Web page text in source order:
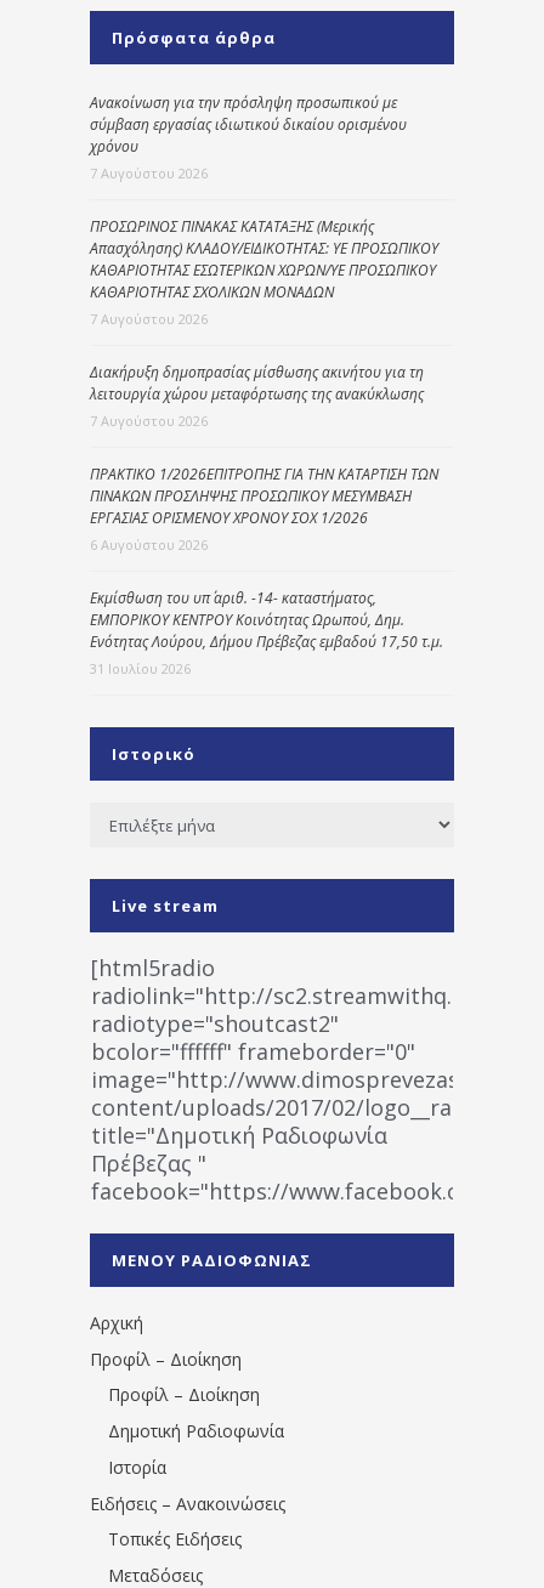
Πρόσφατα άρθρα
Ανακοίνωση για την πρόσληψη προσωπικού με
σύμβαση εργασίας ιδιωτικού δικαίου ορισμένου
χρόνου
7 Αυγούστου 2026
ΠΡΟΣΩΡΙΝΟΣ ΠΙΝΑΚΑΣ ΚΑΤΑΤΑΞΗΣ (Μερικής
Απασχόλησης) ΚΛΑΔΟΥ/ΕΙΔΙΚΟΤΗΤΑΣ: ΥΕ ΠΡΟΣΩΠΙΚΟΥ
ΚΑΘΑΡΙΟΤΗΤΑΣ ΕΣΩΤΕΡΙΚΩΝ ΧΩΡΩΝ/ΥΕ ΠΡΟΣΩΠΙΚΟΥ
ΚΑΘΑΡΙΟΤΗΤΑΣ ΣΧΟΛΙΚΩΝ ΜΟΝΑΔΩΝ
7 Αυγούστου 2026
Διακήρυξη δημοπρασίας μίσθωσης ακινήτου για τη
λειτουργία χώρου μεταφόρτωσης της ανακύκλωσης
7 Αυγούστου 2026
ΠΡΑΚΤΙΚΟ 1/2026ΕΠΙΤΡΟΠΗΣ ΓΙΑ ΤΗΝ ΚΑΤΑΡΤΙΣΗ ΤΩΝ
ΠΙΝΑΚΩΝ ΠΡΟΣΛΗΨΗΣ ΠΡΟΣΩΠΙΚΟΥ ΜΕΣΥΜΒΑΣΗ
ΕΡΓΑΣΙΑΣ ΟΡΙΣΜΕΝΟΥ ΧΡΟΝΟΥ ΣΟΧ 1/2026
6 Αυγούστου 2026
Εκμίσθωση του υπ΄ αριθ. -14- καταστήματος,
ΕΜΠΟΡΙΚΟΥ ΚΕΝΤΡΟΥ Κοινότητας Ωρωπού, Δημ.
Ενότητας Λούρου, Δήμου Πρέβεζας εμβαδού 17,50 τ.μ.
31 Ιουλίου 2026
Ιστορικό
Ιστορικό
Live stream
[html5radio
radiolink="http://
radiotype="shoutcast2"
bcolor="ffffff" frameborder="0"
image="http://www.dimosprevezas.gr/wp-
content/uploads/2017/02/
title="Δημοτική Ραδιοφωνία
Πρέβεζας "
facebook="https://www.facebook.com/
1531194763766854/" artist="" ]
ΜΕΝΟΥ ΡΑΔΙΟΦΩΝΙΑΣ
Αρχική
Προφίλ – Διοίκηση
Προφίλ – Διοίκηση
Δημοτική Ραδιοφωνία
Ιστορία
Ειδήσεις – Ανακοινώσεις
Τοπικές Ειδήσεις
Μεταδόσεις